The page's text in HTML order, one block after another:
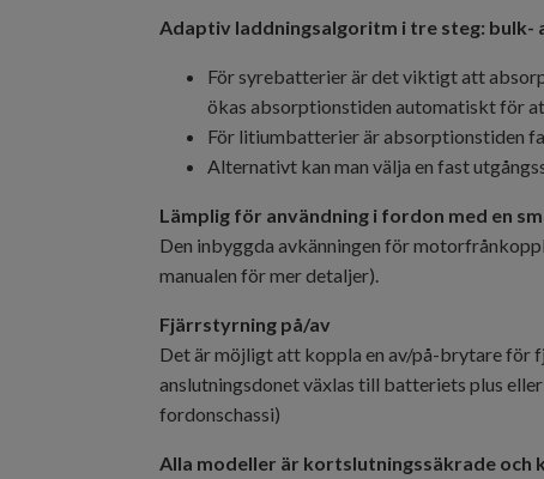
Adaptiv laddningsalgoritm i tre steg: bulk-
För syrebatterier är det viktigt att
ökas absorptionstiden automatiskt för
För litiumbatterier är absorptionstiden
Alternativt kan man välja en fast
Lämplig för användning i fordon med en
Den inbyggda avkänningen för
manualen för mer detaljer).
Fjärrstyrning på/av
Det är möjligt att koppla en av/på-brytare för
anslutningsdonet växlas till batteriets plus
fordonschassi)
Alla modeller är kortslutningssäkrade